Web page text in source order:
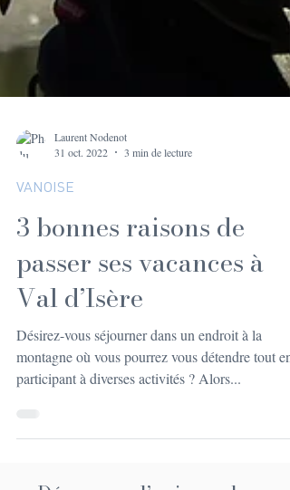
31 oct. 2022
VANOISE
3 bonnes raisons de
passer ses vacances à
Val d’Isère
Désirez-vous séjourner dans un endroit à la
montagne où vous pourrez vous détendre tout en